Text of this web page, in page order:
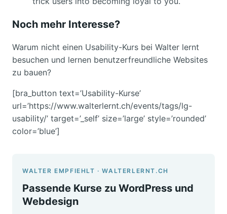
Noch mehr Interesse?
Warum nicht einen Usability-Kurs bei Walter lernt
besuchen und lernen benutzerfreundliche Websites
zu bauen?
[bra_button text=’Usability-Kurse’
url=’https://www.walterlernt.ch/events/tags/lg-
usability/’ target=’_self’ size=’large’ style=’rounded’
color=’blue’]
WALTER EMPFIEHLT · WALTERLERNT.CH
Passende Kurse zu WordPress und
Webdesign